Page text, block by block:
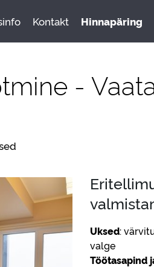
Kontakt Hinnapäring
-
Uksed:
valge
Töötasapind